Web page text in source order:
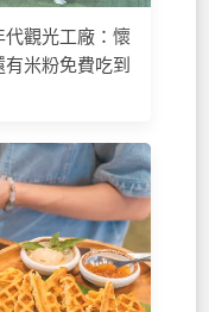
觀光工廠：懷
米粉免費吃到